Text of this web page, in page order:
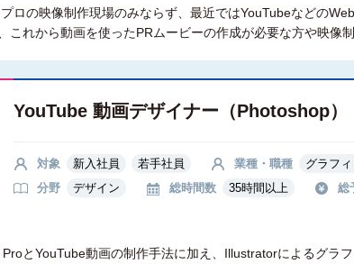
ロの映像制作現場のみならず、最近ではYouTubeなどの
これから動画を使ったPRムービーの作成が必要な方や映像
YouTube 動画デザイナー（Photoshop）
対象 新入社員 若手社員 業種・職種 グラフ
分野
デザイン 総時間数 35時間以上 総
とYouTube動画の制作手法に加え、Illustratorによるグラ